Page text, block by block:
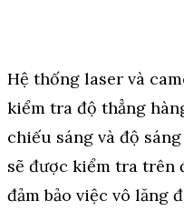
Hệ thống laser và
kiểm tra độ thẳng
chiếu sáng và độ
sẽ được kiểm tra trên
đảm bảo việc vô lăng